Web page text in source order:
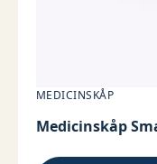
MEDICINSKÅP
Medicinskåp